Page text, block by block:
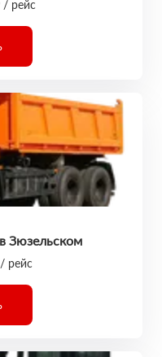
/ рейс
Зюзельском
рейс